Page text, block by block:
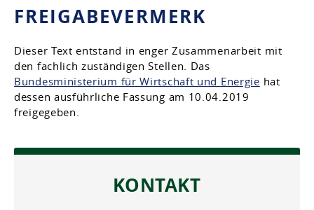
FREIGABEVERMERK
Dieser Text entstand in enger Zusammenarbeit mit
den fachlich zuständigen Stellen. Das
Bundesministerium für Wirtschaft und Energie hat
dessen ausführliche Fassung am 10.04.2019
freigegeben.
KONTAKT